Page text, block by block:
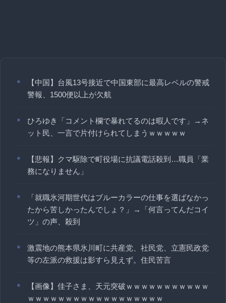
【中国】台風13号接近で中国東部に最高レベルの警戒
警報、1500便以上が欠航
ひろゆき「コメント欄で暴れてるのは暇人です」→ネ
ット民、一言で片付けられてしまうｗｗｗｗｗ
【悲報】クマ駆除で町役場に抗議電話殺到…職員「業
務になりません」
「就職氷河期世代はブルーカラーの仕事を選ばなかっ
たから苦しかったんでしょ？」→「何言ってんだコイ
ツ」の声、殺到
激震地の熊本県氷川町に共産党、社民党、立憲民政党
等の左派の救援は影すら見えず。住民苦言
【画像】佳子さま、天元突破ｗｗｗｗｗｗｗｗｗｗｗ
ｗｗｗｗｗｗｗｗｗｗｗｗｗｗｗｗｗｗ